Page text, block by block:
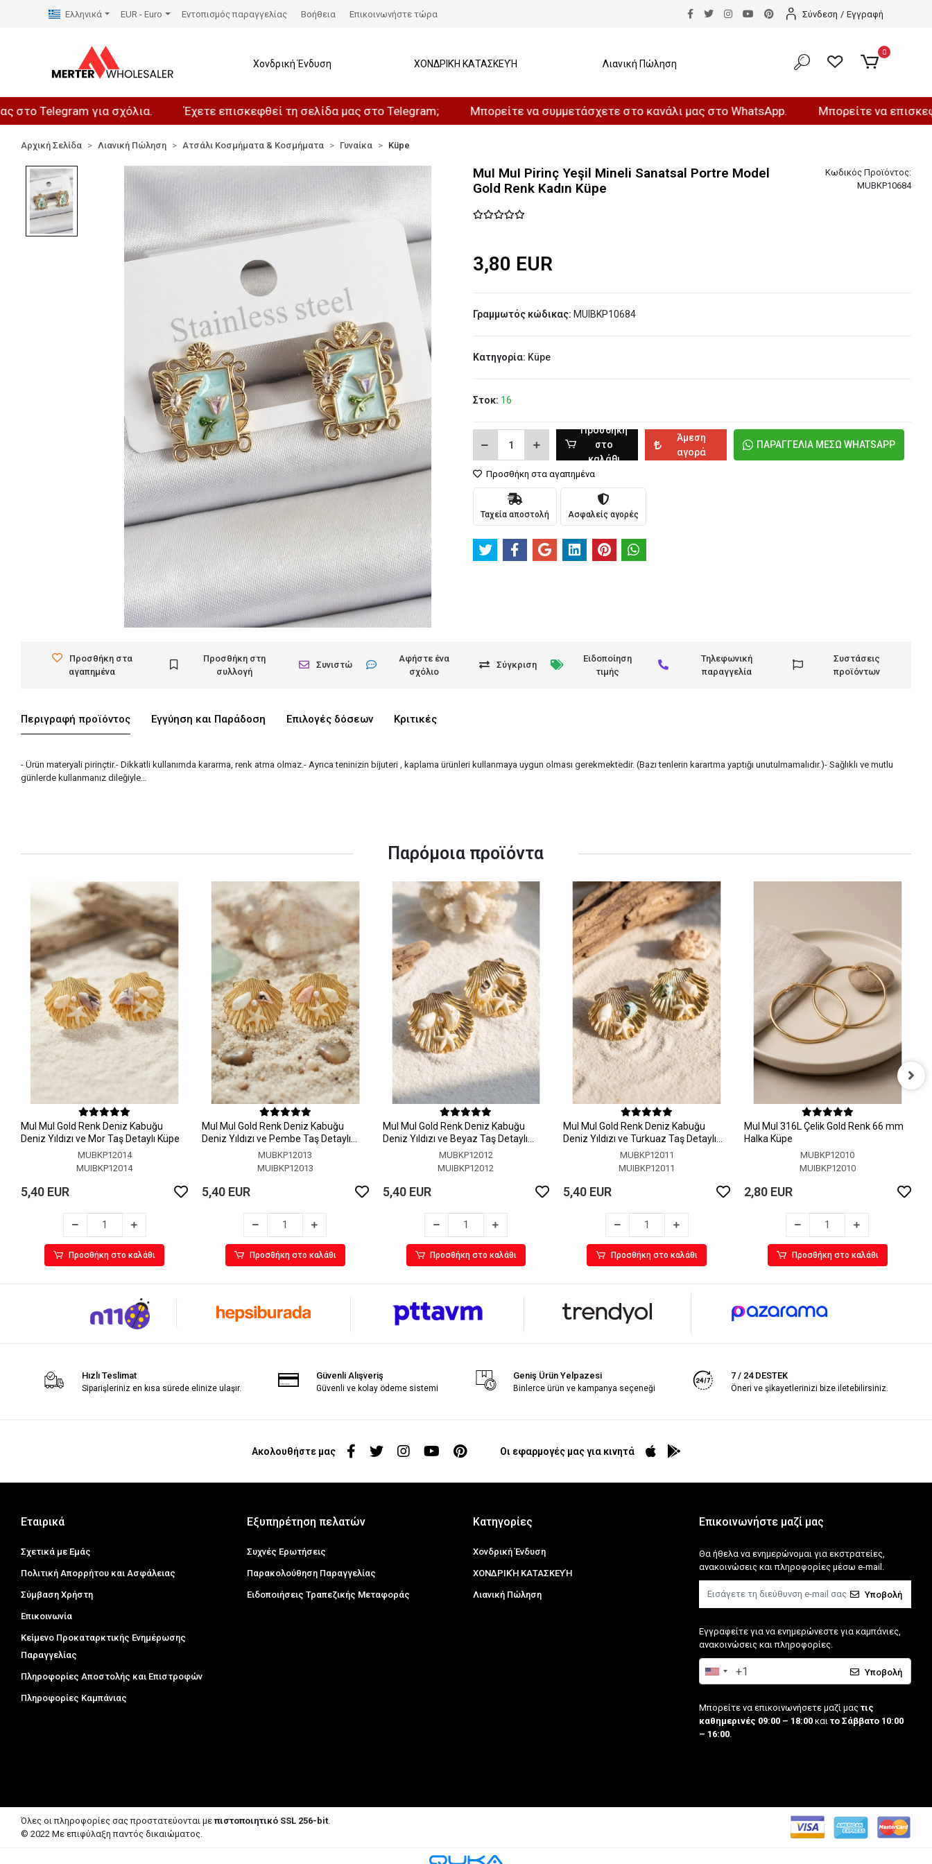
για σχόλια. Έχετε επισκεφθεί τη σελίδα μας στο Telegram; Μπορείτε να συμμετάσχετε στο κανάλι μας στο WhatsApp. Μπορείτε να επισκεφθείτε
Ελληνικά EUR - Euro Εντοπισμός παραγγελίας Βοήθεια Επικοινωνήστε τώρα Σύνδεση / Εγγραφή
Χονδρική Ένδυση ΧΟΝΔΡΙΚΉ ΚΑΤΑΣΚΕΥΉ Λιανική Πώληση
0
Αρχική Σελίδα Λιανική Πώληση Ατσάλι Κοσμήματα & Κοσμήματα Γυναίκα Küpe
MuI MuI Pirinç Yeşil Mineli Sanatsal Portre Model
Gold Renk Kadın Küpe
Κωδικός Προϊόντος:
MUBKP10684
3,80 EUR
Γραμμωτός κώδικας: MUIBKP10684
Κατηγορία: Küpe
Στοκ: 16
Προσθήκη
στο
καλάθι
Άμεση
αγορά
ΠΑΡΑΓΓΕΛΙΑ ΜΕΣΩ WHATSAPP
Προσθήκη στα αγαπημένα
Ταχεία αποστολή Ασφαλείς αγορές
Προσθήκη στα
αγαπημένα
Προσθήκη στη
συλλογή
Συνιστώ
Αφήστε ένα
σχόλιο
Σύγκριση
Ειδοποίηση
τιμής
Τηλεφωνική
παραγγελία
Συστάσεις
προϊόντων
Περιγραφή προϊόντος Εγγύηση και Παράδοση Επιλογές δόσεων Κριτικές
- Ürün materyali pirinçtir.- Dikkatli kullanımda kararma, renk atma olmaz.- Ayrıca teninizin bijuteri , kaplama ürünleri kullanmaya uygun olması gerekmektedir. (Bazı tenlerin karartma yaptığı unutulmamalıdır.)- Sağlıklı ve mutlu
günlerde kullanmanız dileğiyle…
Παρόμοια προϊόντα
MuI MuI Gold Renk Deniz Kabuğu
Deniz Yıldızı ve Mor Taş Detaylı Küpe
MUBKP12014
MUIBKP12014
5,40 EUR
Προσθήκη στο καλάθι
MuI MuI Gold Renk Deniz Kabuğu
Deniz Yıldızı ve Pembe Taş Detaylı
MUBKP12013
MUIBKP12013
5,40 EUR
Προσθήκη στο καλάθι
MuI MuI Gold Renk Deniz Kabuğu
Deniz Yıldızı ve Beyaz Taş Detaylı
MUBKP12012
MUIBKP12012
5,40 EUR
Προσθήκη στο καλάθι
MuI MuI Gold Renk Deniz Kabuğu
Deniz Yıldızı ve Turkuaz Taş Detaylı
MUBKP12011
MUIBKP12011
5,40 EUR
Προσθήκη στο καλάθι
MuI MuI 316L Çelik Gold Renk 66 mm
Halka Küpe
MUBKP12010
MUIBKP12010
2,80 EUR
Προσθήκη στο καλάθι
Hızlı Teslimat
Siparişleriniz en kısa sürede elinize ulaşır.
Güvenli Alışveriş
Güvenli ve kolay ödeme sistemi
Geniş Ürün Yelpazesi
Binlerce ürün ve kampanya seçeneği
7 / 24 DESTEK
Öneri ve şikayetlerinizi bize iletebilirsiniz.
Ακολουθήστε μας Οι εφαρμογές μας για κινητά
Εταιρικά
Σχετικά με Εμάς
Πολιτική Απορρήτου και Ασφάλειας
Σύμβαση Χρήστη
Επικοινωνία
Κείμενο Προκαταρκτικής Ενημέρωσης
Παραγγελίας
Πληροφορίες Αποστολής και Επιστροφών
Πληροφορίες Καμπάνιας
Εξυπηρέτηση πελατών
Συχνές Ερωτήσεις
Παρακολούθηση Παραγγελίας
Ειδοποιήσεις Τραπεζικής Μεταφοράς
Κατηγορίες
Χονδρική Ένδυση
ΧΟΝΔΡΙΚΉ ΚΑΤΑΣΚΕΥΉ
Λιανική Πώληση
Επικοινωνήστε μαζί μας
Θα ήθελα να ενημερώνομαι για εκστρατείες,
ανακοινώσεις και πληροφορίες μέσω e-mail.
Υποβολή
Εγγραφείτε για να ενημερώνεστε για καμπάνιες,
ανακοινώσεις και πληροφορίες.
Υποβολή
Μπορείτε να επικοινωνήσετε μαζί μαςτις
καθημερινές 09:00 – 18:00καιτο Σάββατο 10:00
– 16:00.
Όλες οι πληροφορίες σας προστατεύονται μεπιστοποιητικό SSL 256-bit.
© 2022 Με επιφύλαξη παντός δικαιώματος.